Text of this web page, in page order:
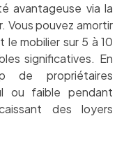
avantageuse via la
Vous pouvez amortir
le mobilier sur 5 à 10
significatives. En
de propriétaires
ou faible pendant
des loyers